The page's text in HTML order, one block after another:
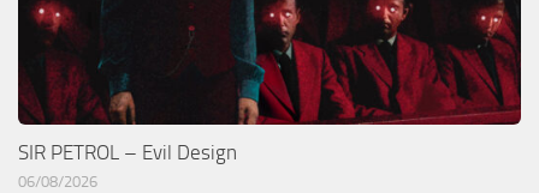
SIR PETROL – Evil Design
06/08/2026